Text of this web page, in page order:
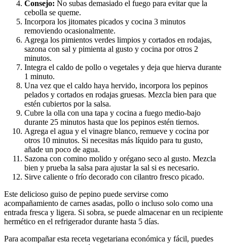
Consejo: No subas demasiado el fuego para evitar que la
cebolla se queme.
Incorpora los jitomates picados y cocina 3 minutos
removiendo ocasionalmente.
Agrega los pimientos verdes limpios y cortados en rodajas,
sazona con sal y pimienta al gusto y cocina por otros 2
minutos.
Integra el caldo de pollo o vegetales y deja que hierva durante
1 minuto.
Una vez que el caldo haya hervido, incorpora los pepinos
pelados y cortados en rodajas gruesas. Mezcla bien para que
estén cubiertos por la salsa.
Cubre la olla con una tapa y cocina a fuego medio-bajo
durante 25 minutos hasta que los pepinos estén tiernos.
Agrega el agua y el vinagre blanco, remueve y cocina por
otros 10 minutos. Si necesitas más líquido para tu gusto,
añade un poco de agua.
Sazona con comino molido y orégano seco al gusto. Mezcla
bien y prueba la salsa para ajustar la sal si es necesario.
Sirve caliente o frío decorado con cilantro fresco picado.
Este delicioso guiso de pepino puede servirse como
acompañamiento de carnes asadas, pollo o incluso solo como una
entrada fresca y ligera. Si sobra, se puede almacenar en un recipiente
hermético en el refrigerador durante hasta 5 días.
Para acompañar esta receta vegetariana económica y fácil, puedes